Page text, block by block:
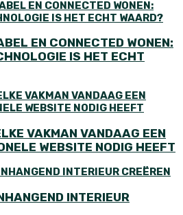
EN CONNECTED WONEN:
IS HET ECHT
VAKMAN VANDAAG EEN
WEBSITE NODIG HEEFT
INTERIEUR